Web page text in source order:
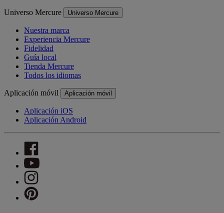
Universo Mercure Universo Mercure
Nuestra marca
Experiencia Mercure
Fidelidad
Guía local
Tienda Mercure
Todos los idiomas
Aplicación móvil Aplicación móvil
Aplicación iOS
Aplicación Android